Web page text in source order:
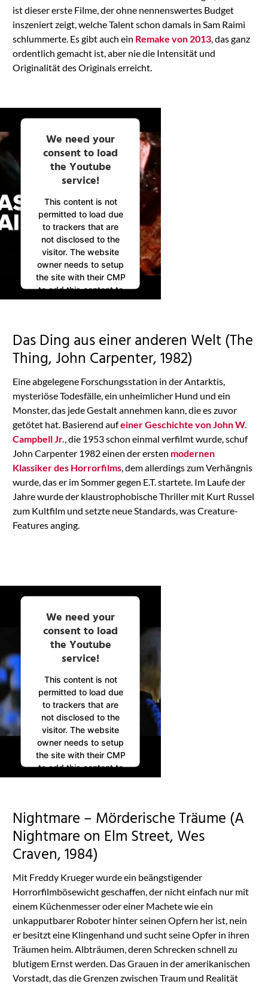
ist dieser erste Filme, der ohne nennenswertes Budget
inszeniert zeigt, welche Talent schon damals in Sam Raimi
schlummerte. Es gibt auch ein Remake von 2013, das ganz
ordentlich gemacht ist, aber nie die Intensität und
Originalität des Originals erreicht.
We need your
consent to load
the Youtube
service!
This content is not
permitted to load due
to trackers that are
not disclosed to the
visitor. The website
owner needs to setup
the site with their CMP
to add this content to
the list of technologies
Usercentrics Consent
Management
Platform
Das Ding aus einer anderen Welt (The
Thing, John Carpenter, 1982)
Eine abgelegene Forschungsstation in der Antarktis,
mysteriöse Todesfälle, ein unheimlicher Hund und ein
Monster, das jede Gestalt annehmen kann, die es zuvor
getötet hat. Basierend aufeiner Geschichte von John W.
Campbell Jr., die 1953 schon einmal verfilmt wurde, schuf
John Carpenter 1982 einen der ersten modernen
Klassiker des Horrorfilms, dem allerdings zum Verhängnis
wurde, das er im Sommer gegen E.T. startete. Im Laufe der
Jahre wurde der klaustrophobische Thriller mit Kurt Russel
zum Kultfilm und setzte neue Standards, was Creature-
Features anging.
We need your
consent to load
the Youtube
service!
This content is not
permitted to load due
to trackers that are
not disclosed to the
visitor. The website
owner needs to setup
the site with their CMP
to add this content to
the list of technologies
Usercentrics Consent
Management
Platform
Nightmare – Mörderische Träume (A
Nightmare on Elm Street, Wes
Craven, 1984)
Mit Freddy Krueger wurde ein beängstigender
Horrorfilmbösewicht geschaffen, der nicht einfach nur mit
einem Küchenmesser oder einer Machete wie ein
unkapputbarer Roboter hinter seinen Opfern her ist, nein
er besitzt eine Klingenhand und sucht seine Opfer in ihren
Träumen heim. Albträumen, deren Schrecken schnell zu
blutigem Ernst werden. Das Grauen in der amerikanischen
Vorstadt, das die Grenzen zwischen Traum und Realität